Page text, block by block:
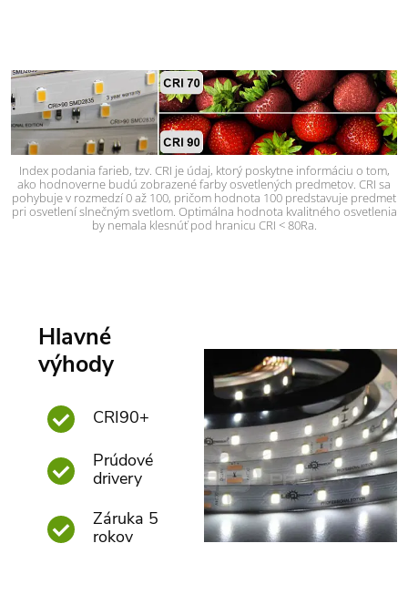
Index podania farieb, tzv. CRI je údaj, ktorý poskytne informáciu o tom,
ako hodnoverne budú zobrazené farby osvetlených predmetov. CRI sa
pohybuje v rozmedzí 0 až 100, pričom hodnota 100 predstavuje predmet
pri osvetlení slnečným svetlom. Optimálna hodnota kvalitného osvetlenia
by nemala klesnúť pod hranicu CRI < 80Ra.
Hlavné
výhody
CRI90+
Prúdové
drivery
Záruka 5
rokov